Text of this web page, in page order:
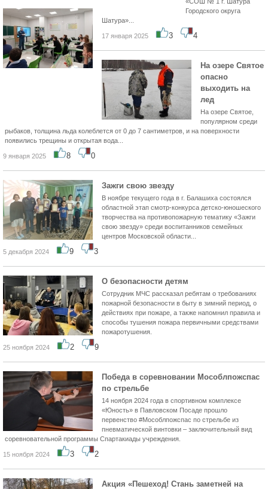
Городского округа
Шатура»...
17 января 2025 3 4
На озере Святое
опасно
выходить на
лед
На озере Святое,
популярном среди
рыбаков, толщина льда колеблется от 0 до 7 сантиметров, и на поверхности
появились трещины и открытая вода...
9 января 2025 8 0
Зажги свою звезду
В ноябре текущего года в г. Балашиха состоялся
областной этап смотр-конкурса детско-юношеского
творчества на противопожарную тематику «Зажги
свою звезду» среди воспитанников семейных
центров Московской области...
5 декабря 2024 9 3
О безопасности детям
Сотрудник МЧС рассказал ребятам о требованиях
пожарной безопасности в быту в зимний период, о
действиях при пожаре, а также напомнил правила и
способы тушения пожара первичными средствами
пожаротушения.
25 ноября 2024 2 9
Победа в соревновании Мособлпожспас
по стрельбе
14 ноября 2024 года в спортивном комплексе
«Юность» в Павловском Посаде прошло
первенство #Мособлпожспас по стрельбе из
пневматической винтовки – заключительный вид
соревновательной программы Спартакиады учреждения.
15 ноября 2024 3 2
Акция «Пешеход! Стань заметней на